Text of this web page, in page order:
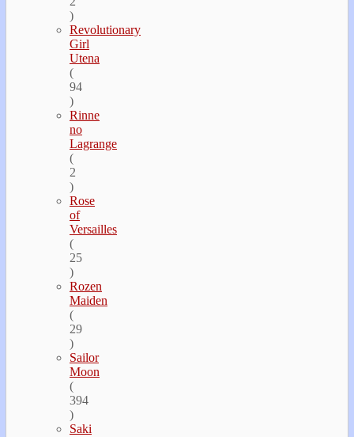
)
Revolutionary
Girl
Utena
(
94
)
Rinne
no
Lagrange
(
2
)
Rose
of
Versailles
(
25
)
Rozen
Maiden
(
29
)
Sailor
Moon
(
394
)
Saki